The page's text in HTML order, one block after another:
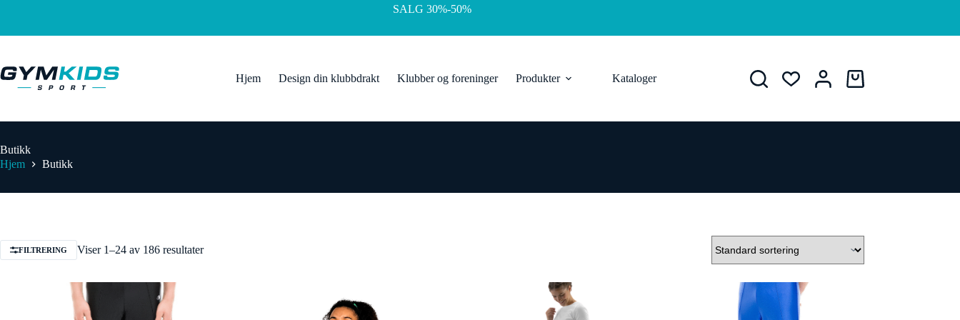
SALG 30%-50%
Hjem Design din klubbdrakt Klubber og foreninger Produkter Kataloger Handlekurv
Butikk
Hjem
Butikk
FILTRERING Viser 1–24 av 186 resultater